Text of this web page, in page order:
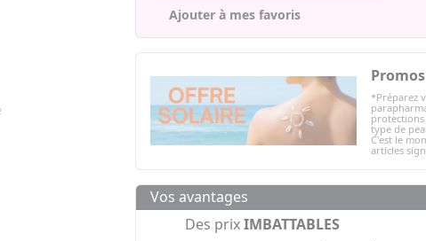
Ajouter à mes favoris
*Préparez
type de
C'est le
articles
Vos avantages
Des prixIMBATTABLES